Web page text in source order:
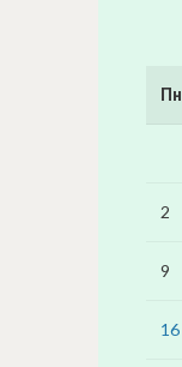
Пн
2
9
16